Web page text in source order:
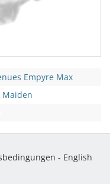
Empyre Max
Maiden
- English